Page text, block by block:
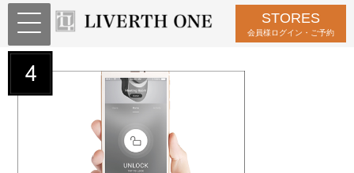
STORES
会員様ログイン・ご予約
flow3-04